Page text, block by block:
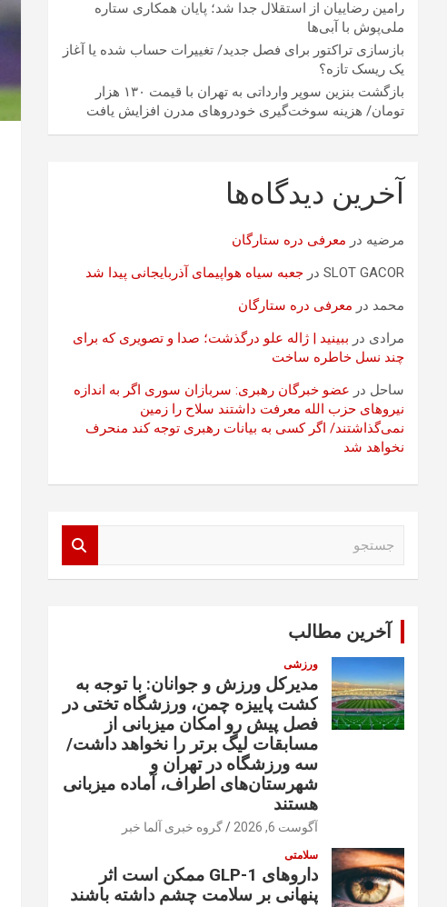
رامین رضاییان از استقلال جدا شد؛ پایان همکاری ستاره
ملی‌پوش با آبی‌ها
بازسازی تراکتور برای فصل جدید/ تغییرات حساب شده یا آغاز
یک ریسک تازه؟
بازگشت بنزین سوپر وارداتی به تهران با قیمت ۱۳۰ هزار
تومان/ هزینه سوخت‌گیری خودرو‌های مدرن افزایش یافت
آخرین دیدگاه‌ها
مرضیه در معرفی دره ستارگان
SLOT GACOR در جعبه سیاه هواپیمای آذربایجانی پیدا شد
محمد در معرفی دره ستارگان
مرادی در ببینید | ژاله علو درگذشت؛ صدا و تصویری که برای
چند نسل خاطره ساخت
ساحل در عضو خبرگان رهبری: سربازان سوری اگر به اندازه
نیروهای حزب الله معرفت داشتند سلاح را زمین
نمی‌گذاشتند/ اگر کسی به بیانات رهبری توجه کند منحرف
نخواهد شد
آخرین مطالب
ورزشی
مدیرکل ورزش و جوانان: با توجه به
کشت پاییزه چمن، ورزشگاه تختی در
فصل پیش رو امکان میزبانی از
مسابقات لیگ برتر را نخواهد داشت/
سه ورزشگاه در تهران و
شهرستان‌های اطراف، آماده میزبانی
هستند
آگوست 6, 2026 گروه خبری آلما خبر
سلامتی
داروهای GLP-1 ممکن است اثر
پنهانی بر سلامت چشم داشته باشند